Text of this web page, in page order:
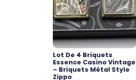
Lot De 4 Briquets
Essence Casino Vintage
– Briquets Métal Style
Zippo